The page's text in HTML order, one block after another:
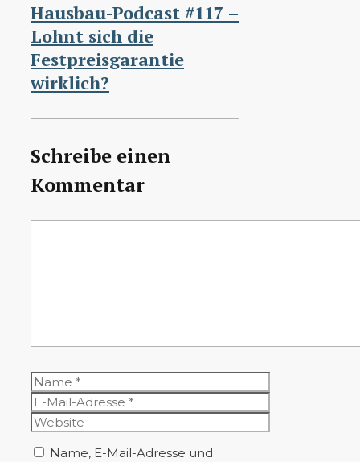
Hausbau-Podcast #117 –
Lohnt sich die
Festpreisgarantie
wirklich?
Schreibe einen
Kommentar
Name
E-
Mail-
Adresse
Website
Name, E-Mail-Adresse und